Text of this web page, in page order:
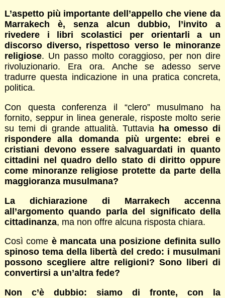
L’aspetto più importante dell’appello che viene da
Marrakech è, senza alcun dubbio, l’invito a
rivedere i libri scolastici per orientarli a un
discorso diverso, rispettoso verso le minoranze
religiose. Un passo molto coraggioso, per non dire
rivoluzionario. Era ora. Anche se adesso serve
tradurre questa indicazione in una pratica concreta,
politica.
Con questa conferenza il “clero” musulmano ha
fornito, seppur in linea generale, risposte molto serie
su temi di grande attualità. Tuttavia ha omesso di
rispondere alla domanda più urgente: ebrei e
cristiani devono essere salvaguardati in quanto
cittadini nel quadro dello stato di diritto oppure
come minoranze religiose protette da parte della
maggioranza musulmana?
La dichiarazione di Marrakech accenna
all’argomento quando parla del significato della
cittadinanza, ma non offre alcuna risposta chiara.
Così come è mancata una posizione definita sullo
spinoso tema della libertà del credo: i musulmani
possono scegliere altre religioni? Sono liberi di
convertirsi a un’altra fede?
Non c’è dubbio: siamo di fronte, con la